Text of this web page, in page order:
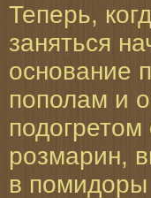
Теперь,
заняться
основание
пополам и
розмарин,
в помидоры